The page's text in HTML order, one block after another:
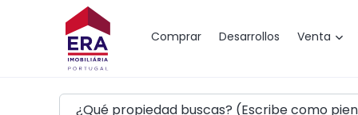
Comprar Desarrollos Venta
Mapa